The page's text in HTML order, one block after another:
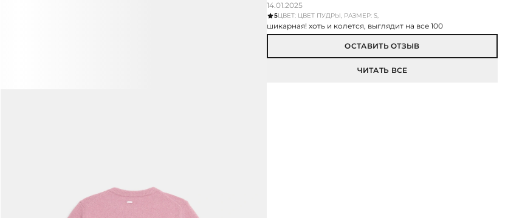
14.01.2025
5ЦВЕТ: ЦВЕТ ПУДРЫ, РАЗМЕР: S,
шикарная! хоть и колется, выглядит на все 100
ОСТАВИТЬ ОТЗЫВ
ЧИТАТЬ ВСЕ